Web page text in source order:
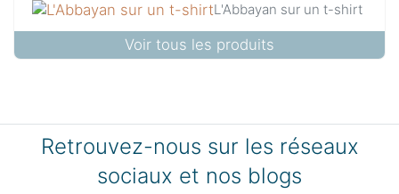
L'Abbayan sur un t-shirt
Voir tous les produits
Retrouvez-nous sur les réseaux
sociaux et nos blogs